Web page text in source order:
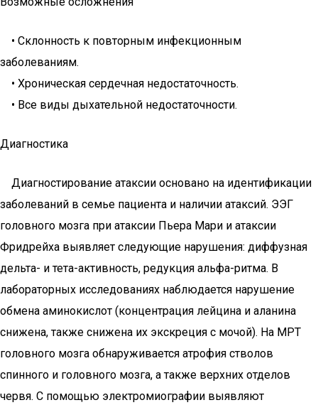
• Склонность к повторным инфекционным
заболеваниям.
• Хроническая сердечная недостаточность.
• Все виды дыхательной недостаточности.
Диагностика
Диагностирование атаксии основано на идентификации
заболеваний в семье пациента и наличии атаксий. ЭЭГ
головного мозга при атаксии Пьера Мари и атаксии
Фридрейха выявляет следующие нарушения: диффузная
дельта- и тета-активность, редукция альфа-ритма. В
лабораторных исследованиях наблюдается нарушение
обмена аминокислот (концентрация лейцина и аланина
снижена, также снижена их экскреция с мочой). На МРТ
головного мозга обнаруживается атрофия стволов
спинного и головного мозга, а также верхних отделов
червя. С помощью электромиографии выявляют